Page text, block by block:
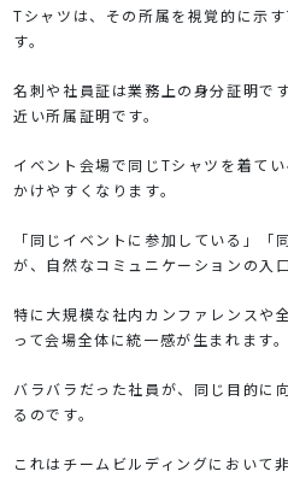
Tシャツは、その所属を視覚的に示
す。
名刺や社員証は業務上の身分証明で
近い所属証明です。
イベント会場で同じTシャツを着て
かけやすくなります。
「同じイベントに参加している」「
が、自然なコミュニケーションの入
特に大規模な社内カンファレンスや
って会場全体に統一感が生まれます。
バラバラだった社員が、同じ目的に
るのです。
これはチームビルディングにおいて